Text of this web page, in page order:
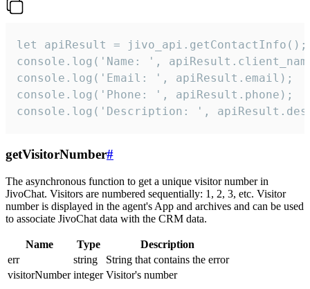
let apiResult = jivo_api.getContactInfo();
console.log('Name: ',
console.log('Email: ', apiResult.email);
console.log('Phone: ', apiResult.phone);
console.log('Description: ',
getVisitorNumber#
The asynchronous function to get a unique visitor number in
JivoChat. Visitors are numbered sequentially: 1, 2, 3, etc. Visitor
number is displayed in the agent's App and archives and can be used
to associate JivoChat data with the CRM data.
Name Type
Description
err
string
String that contains the error
visitorNumber integer Visitor's number